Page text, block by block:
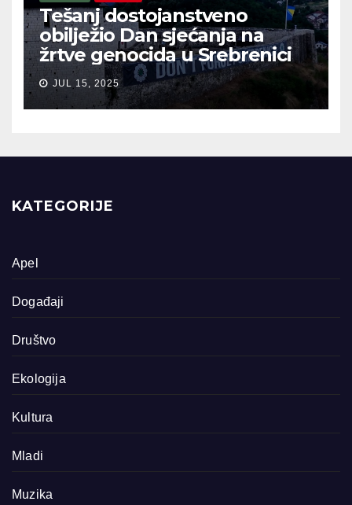
Tešanj dostojanstveno
obilježio Dan sjećanja na
žrtve genocida u Srebrenici
JUL 15, 2025
KATEGORIJE
Apel
Događaji
Društvo
Ekologija
Kultura
Mladi
Muzika